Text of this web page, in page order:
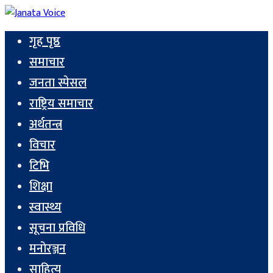
गृह पृष्ठ
समाचार
जनता स्पेसल
राष्ट्रिय समाचार
अर्थतन्त्र
विचार
टिभि
शिक्षा
स्वास्थ्य
सूचना प्रविधि
मनोरञ्जन